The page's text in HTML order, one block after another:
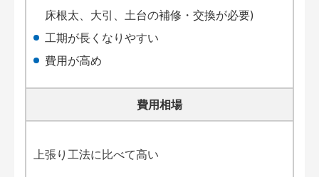
床根太、大引、土台の補修・交換が必要)
工期が長くなりやすい
費用が高め
費用相場
上張り工法に比べて高い